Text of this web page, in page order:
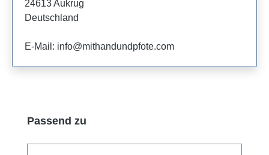
24613 Aukrug
Deutschland
E-Mail: info@mithandundpfote.com
Produktgalerie überspringen
Passend zu